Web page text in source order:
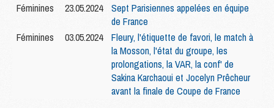
Féminines
23.05.2024
Sept Parisiennes appelées en équipe
de France
Féminines
03.05.2024
Fleury, l'étiquette de favori, le match à
la Mosson, l'état du groupe, les
prolongations, la VAR, la conf' de
Sakina Karchaoui et Jocelyn Prêcheur
avant la finale de Coupe de France